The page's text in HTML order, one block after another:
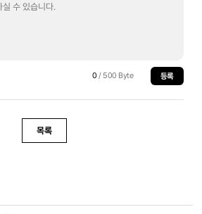
0 / 500 Byte 등록
목록